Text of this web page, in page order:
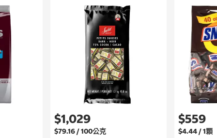
$1,029
$79.16 / 100公克
$559
$4.44 / 1顆